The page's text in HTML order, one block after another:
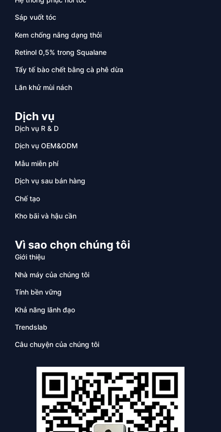
Sáp vuốt tóc
Kem chống nắng dạng thỏi
Retinol 0,5% trong Squalane
Tẩy tế bào chết bằng cà phê dừa
Lăn khử mùi nách
Dịch vụ
Dịch vụ R & D
Dịch vụ OEM&ODM
Mẫu miễn phí
Dịch vụ sau bán hàng
Chế tạo
Kho bãi và hậu cần
Vì sao chọn chúng tôi
Giới thiệu
Nhà máy của chúng tôi
Tính bền vững
Khả năng lãnh đạo
Trendslab
Câu chuyện của chúng tôi